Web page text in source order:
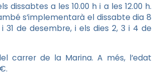
a les 10.00 h i a les 12.00 h.
s’implementarà el dissabte dia 8
31 de desembre, i els dies 2, 3 i 4 de
carrer de la Marina. A més, l’edat